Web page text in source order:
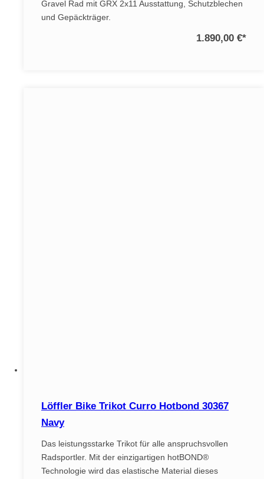
Gravel Rad mit GRX 2x11 Ausstattung, Schutzblechen
und Gepäckträger.
1.890,00 €*
Löffler Bike Trikot Curro Hotbond 30367
Navy
Das leistungsstarke Trikot für alle anspruchsvollen
Radsportler. Mit der einzigartigen hotBOND®
Technologie wird das elastische Material dieses